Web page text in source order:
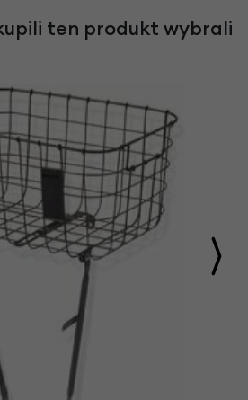
ten produkt wybrali